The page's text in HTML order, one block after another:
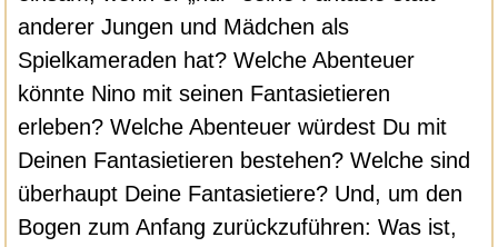
anderer Jungen und Mädchen als
Spielkameraden hat? Welche Abenteuer
könnte Nino mit seinen Fantasietieren
erleben? Welche Abenteuer würdest Du mit
Deinen Fantasietieren bestehen? Welche sind
überhaupt Deine Fantasietiere? Und, um den
Bogen zum Anfang zurückzuführen: Was ist,